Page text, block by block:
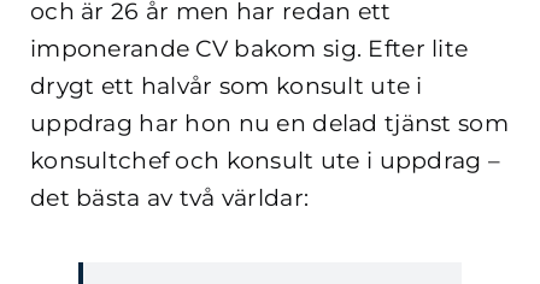
och är 26 år men har redan ett
imponerande CV bakom sig. Efter lite
drygt ett halvår som konsult ute i
uppdrag har hon nu en delad tjänst som
konsultchef och konsult ute i uppdrag –
det bästa av två världar: